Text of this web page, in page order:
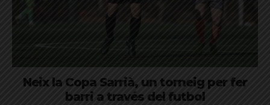
Neix la Copa Sarrià, un torneig per fer
barri a través del futbol